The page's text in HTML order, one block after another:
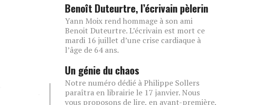
Benoît Duteurtre, l’écrivain pèlerin
Yann Moix rend hommage à son ami
Benoit Duteurtre. L’écrivain est mort ce
mardi 16 juillet d’une crise cardiaque à
l’âge de 64 ans.
Un génie du chaos
Notre numéro dédié à Philippe Sollers
paraîtra en librairie le 17 janvier. Nous
vous proposons de lire, en avant-première,